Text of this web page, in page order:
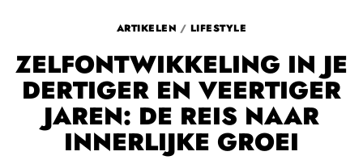
ARTIKELEN / LIFESTYLE
ZELFONTWIKKELING IN JE
DERTIGER EN VEERTIGER
JAREN: DE REIS NAAR
INNERLIJKE GROEI